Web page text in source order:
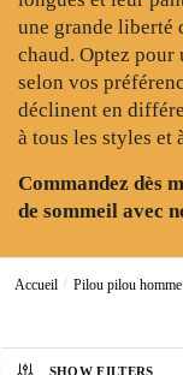
une grande liberté
chaud. Optez
selon vos
déclinent en
à tous les styles et
Commandez dès
de sommeil avec
Accueil / Pilou pilou homme
SHOW FILTERS